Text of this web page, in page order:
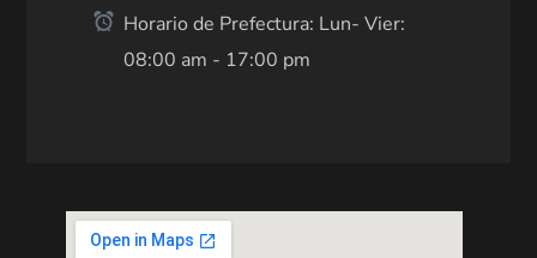
Horario de Prefectura: Lun- Vier:
08:00 am - 17:00 pm